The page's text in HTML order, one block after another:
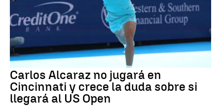
Carlos Alcaraz no jugará en
Cincinnati y crece la duda sobre si
llegará al US Open